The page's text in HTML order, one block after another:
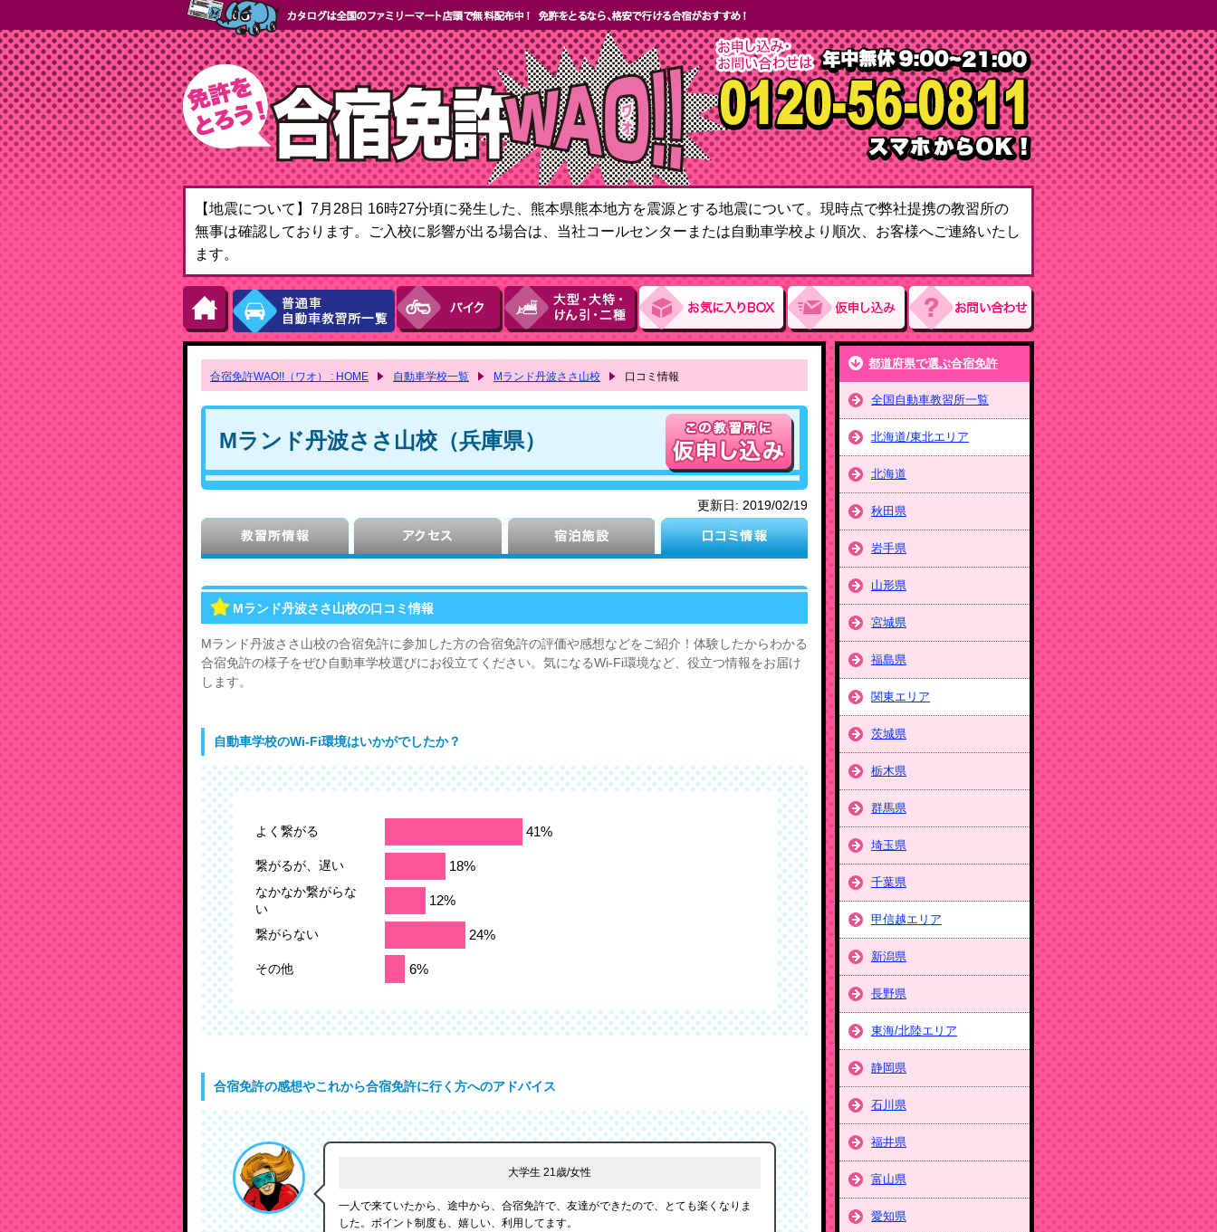
【地震について】7月28日 16時27分頃に発生した、熊本県熊本地方を震源とする地震について。現時点で弊社提携の教習所の
無事は確認しております。ご入校に影響が出る場合は、当社コールセンターまたは自動車学校より順次、お客様へご連絡いたし
ます。
合宿免許WAO!!（ワオ） : HOME 自動車学校一覧 Mランド丹波ささ山校 口コミ情報
Mランド丹波ささ山校（兵庫県）
更新日: 2019/02/19
Mランド丹波ささ山校の口コミ情報
Mランド丹波ささ山校の合宿免許に参加した方の合宿免許の評価や感想などをご紹介！体験したからわかる
合宿免許の様子をぜひ自動車学校選びにお役立てください。気になるWi-Fi環境など、役立つ情報をお届け
します。
自動車学校のWi-Fi環境はいかがでしたか？
よく繋がる
繋がるが、遅い
なかなか繋がらな
い
繋がらない
その他
合宿免許の感想やこれから合宿免許に行く方へのアドバイス
大学生 21歳/女性
一人で来ていたから、途中から、合宿免許で、友達ができたので、とても楽くなりま
した。ボイント制度も、嬉しい、利用してます。
都道府県で選ぶ合宿免許
全国自動車教習所一覧
北海道/東北エリア
北海道
秋田県
岩手県
山形県
宮城県
福島県
関東エリア
茨城県
栃木県
群馬県
埼玉県
千葉県
甲信越エリア
新潟県
長野県
東海/北陸エリア
静岡県
石川県
福井県
富山県
愛知県